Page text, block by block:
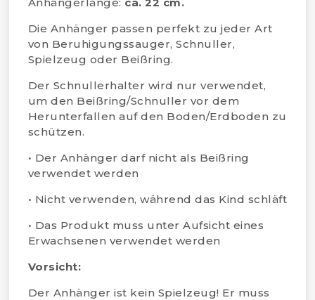
Die Anhänger passen perfekt zu jeder Art
von Beruhigungssauger, Schnuller,
Spielzeug oder Beißring.
Der Schnullerhalter wird nur verwendet,
um den Beißring/Schnuller vor dem
Herunterfallen auf den Boden/Erdboden zu
schützen.
• Der Anhänger darf nicht als Beißring
verwendet werden
• Nicht verwenden, während das Kind schläft
• Das Produkt muss unter Aufsicht eines
Erwachsenen verwendet werden
Vorsicht:
Der Anhänger ist kein Spielzeug! Er muss